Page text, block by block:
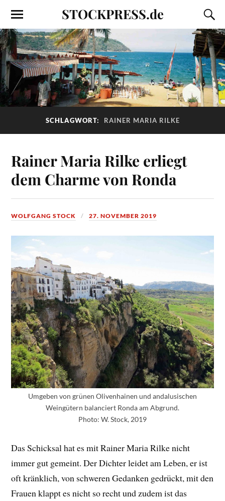
STOCKPRESS.de
SCHLAGWORT: RAINER MARIA RILKE
Rainer Maria Rilke erliegt
dem Charme von Ronda
WOLFGANG STOCK 27. NOVEMBER 2019
Umgeben von grünen Olivenhainen und andalusischen
Weingütern balanciert Ronda am Abgrund.
Photo: W. Stock, 2019
Das Schicksal hat es mit Rainer Maria Rilke nicht
immer gut gemeint. Der Dichter leidet am Leben, er ist
oft kränklich, von schweren Gedanken gedrückt, mit den
Frauen klappt es nicht so recht und zudem ist das